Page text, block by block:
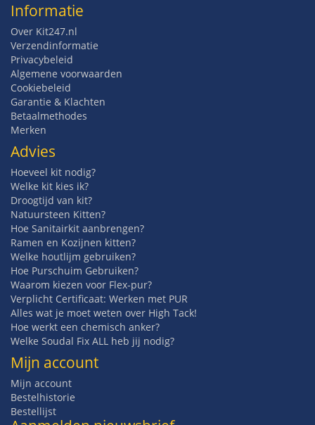
Informatie
Over Kit247.nl
Verzendinformatie
Privacybeleid
Algemene voorwaarden
Cookiebeleid
Garantie & Klachten
Betaalmethodes
Merken
Advies
Hoeveel kit nodig?
Welke kit kies ik?
Droogtijd van kit?
Natuursteen Kitten?
Hoe Sanitairkit aanbrengen?
Ramen en Kozijnen kitten?
Welke houtlijm gebruiken?
Hoe Purschuim Gebruiken?
Waarom kiezen voor Flex-pur?
Verplicht Certificaat: Werken met PUR
Alles wat je moet weten over High Tack!
Hoe werkt een chemisch anker?
Welke Soudal Fix ALL heb jij nodig?
Mijn account
Mijn account
Bestelhistorie
Bestellijst